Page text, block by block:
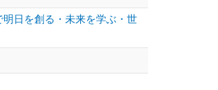
日を創る・未来を学ぶ・世